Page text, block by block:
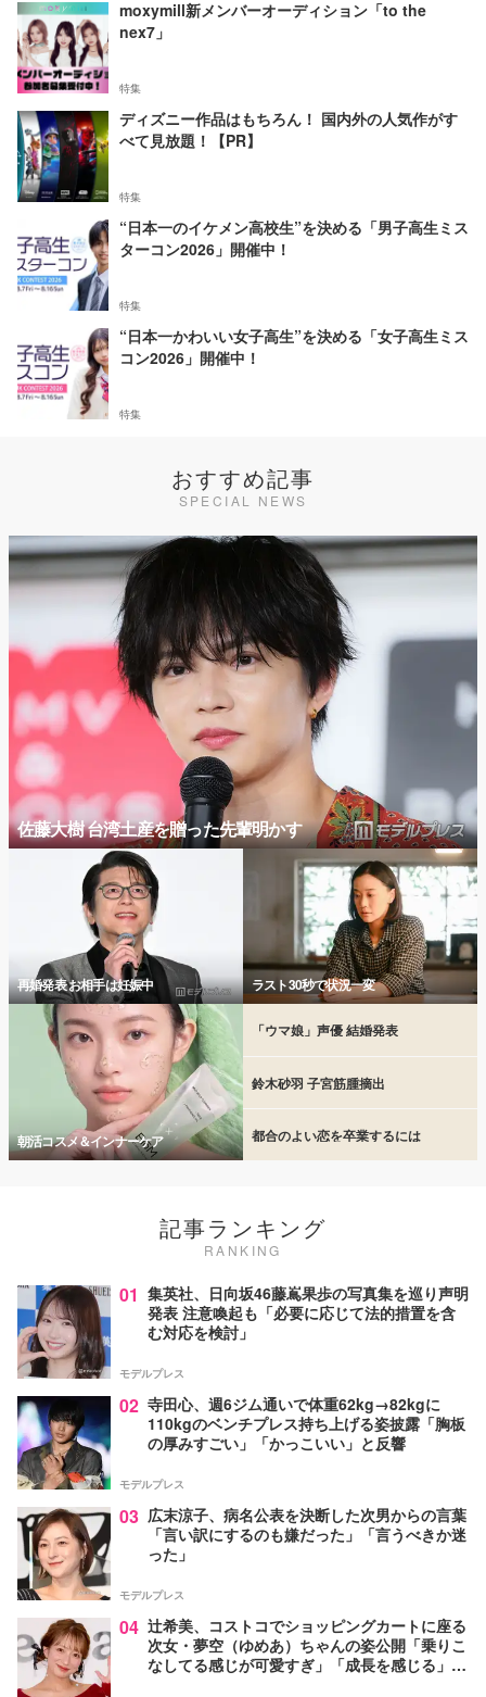
moxymill新メンバーオーディション「to the
nex7」
特集
ディズニー作品はもちろん！ 国内外の人気作がす
べて見放題！【PR】
特集
“日本一のイケメン高校生”を決める「男子高生ミス
ターコン2026」開催中！
特集
“日本一かわいい女子高生”を決める「女子高生ミス
コン2026」開催中！
特集
おすすめ記事
SPECIAL NEWS
佐藤大樹 台湾土産を贈った先輩明かす
再婚発表 お相手は妊娠中 ラスト30秒で状況一変
朝活コスメ＆インナーケア
「ウマ娘」声優 結婚発表
鈴木砂羽 子宮筋腫摘出
都合のよい恋を卒業するには
記事ランキング
RANKING
01 集英社、日向坂46藤嶌果歩の写真集を巡り声明
発表 注意喚起も「必要に応じて法的措置を含
む対応を検討」
モデルプレス
02 寺田心、週6ジム通いで体重62kg→82kgに
110kgのベンチプレス持ち上げる姿披露「胸板
の厚みすごい」「かっこいい」と反響
モデルプレス
03 広末涼子、病名公表を決断した次男からの言葉
「言い訳にするのも嫌だった」「言うべきか迷
った」
モデルプレス
04 辻希美、コストコでショッピングカートに座る
次女・夢空（ゆめあ）ちゃんの姿公開「乗りこ
なしてる感じが可愛すぎ」「成長を感じる」の